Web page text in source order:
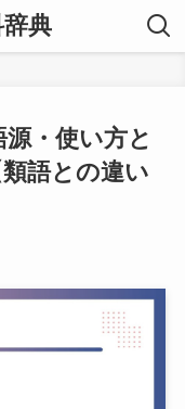
典
・使い方と
語との違い